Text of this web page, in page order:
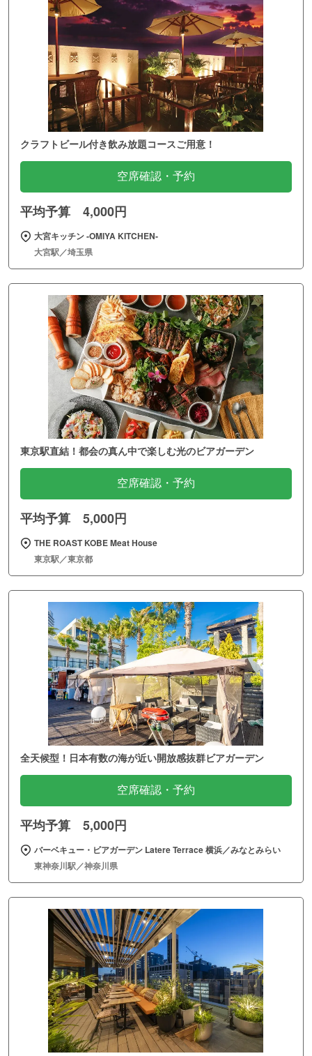
クラフトビール付き飲み放題コースご用意！
空席確認・予約
平均予算 4,000円
大宮キッチン ‐OMIYA KITCHEN‐
大宮駅／埼玉県
東京駅直結！都会の真ん中で楽しむ光のビアガーデン
空席確認・予約
平均予算 5,000円
THE ROAST KOBE Meat House
東京駅／東京都
全天候型！日本有数の海が近い開放感抜群ビアガーデン
空席確認・予約
平均予算 5,000円
バーベキュー・ビアガーデン Latere Terrace 横浜／みなとみらい
東神奈川駅／神奈川県